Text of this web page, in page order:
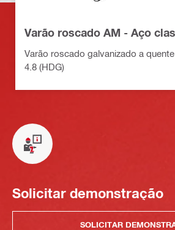
Varão roscado AM - Aço
Varão roscado galvanizado a
4.8 (HDG)
Solicitar demonstração
SOLICITAR